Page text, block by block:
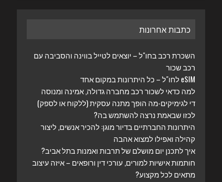
כתבות אחרונות
השכרת רכב בחו"ל – יוצאים לטייל בווינה והסביבה עם
רכב שכור
eSIM לחו"ל – כל היתרונות במקום אחד
למה כדאי לשכור רכב מחברה גדולה, אמינה ומנוסה
די לגימיקים-מה הופך מתנה עסקית (ללקוח או לספק)
לכזו שבאמת נרצה להשתמש בה?
היתרונות החברתיים בדיור מוגן: להכיר אנשים, ליצור
קהילה ואפילו למצוא אהבה
איך לתכנן יום מושלם של תרבות ואמנות בתל אביב?
חותמות אישיות למורים, עורכי דין ורופאים – איזה עיצוב
מתאים לכל מקצוע?